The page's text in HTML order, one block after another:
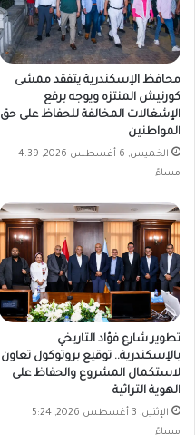
محافظ الإسكندرية يتفقد ممشى
كورنيش المنتزه ويوجه برفع
الإشغالات المخالفة للحفاظ على حق
المواطنين
الخميس, 6 أغسطس 2026, 4:39
مساءً
تطوير شارع فؤاد التاريخي
بالإسكندرية.. توقيع بروتوكول تعاون
لاستكمال المشروع والحفاظ على
الهوية التراثية
الإثنين, 3 أغسطس 2026, 5:24
مساءً